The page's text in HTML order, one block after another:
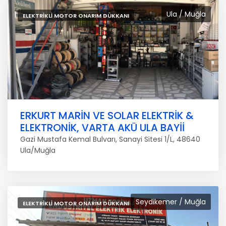
Ula / Muğla
ELEKTRIKLI MOTOR ONARIM DÜKKANI
ERKURT MARİN VE SOLAR ELEKTRİK &
ELEKTRONİK, VARTA AKÜ ULA BAYİİ
Gazi Mustafa Kemal Bulvarı, Sanayi Sitesi 1/L, 48640
Ula/Muğla
Seydikemer / Muğla
ELEKTRIKLI MOTOR ONARIM DÜKKANI